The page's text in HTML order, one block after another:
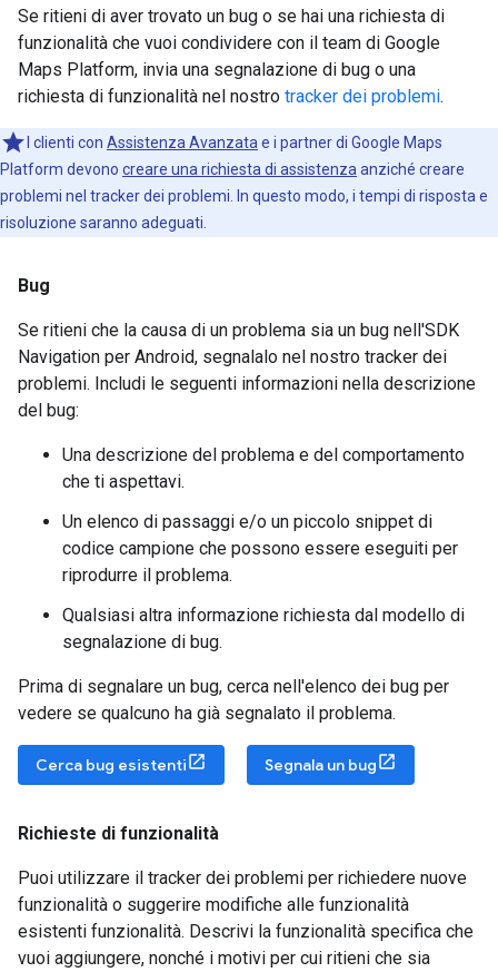
Se ritieni di aver trovato un bug o se hai una richiesta di
funzionalità che vuoi condividere con il team di Google
Maps Platform, invia una segnalazione di bug o una
richiesta di funzionalità nel nostro tracker dei problemi.
I clienti con Assistenza Avanzata e i partner di Google Maps
Platform devono creare una richiesta di assistenza anziché creare
problemi nel tracker dei problemi. In questo modo, i tempi di risposta e
risoluzione saranno adeguati.
Bug
Se ritieni che la causa di un problema sia un bug nell'SDK
Navigation per Android, segnalalo nel nostro tracker dei
problemi. Includi le seguenti informazioni nella descrizione
del bug:
Una descrizione del problema e del comportamento
che ti aspettavi.
Un elenco di passaggi e/o un piccolo snippet di
codice campione che possono essere eseguiti per
riprodurre il problema.
Qualsiasi altra informazione richiesta dal modello di
segnalazione di bug.
Prima di segnalare un bug, cerca nell'elenco dei bug per
vedere se qualcuno ha già segnalato il problema.
Cerca bug esistenti Segnala un bug
Richieste di funzionalità
Puoi utilizzare il tracker dei problemi per richiedere nuove
funzionalità o suggerire modifiche alle funzionalità
esistenti funzionalità. Descrivi la funzionalità specifica che
vuoi aggiungere, nonché i motivi per cui ritieni che sia